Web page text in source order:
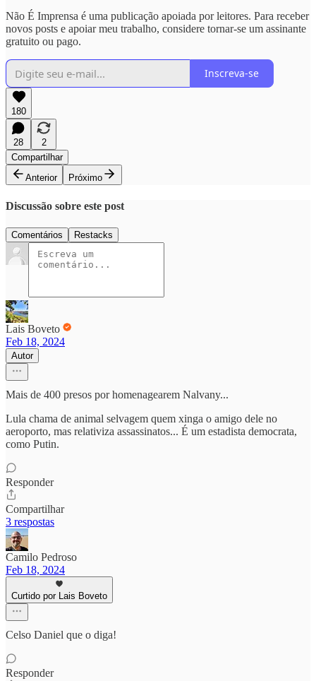
Não É Imprensa é uma publicação apoiada por leitores. Para receber
novos posts e apoiar meu trabalho, considere tornar-se um assinante
gratuito ou pago.
Inscreva-se
180
28
2
Compartilhar
Anterior
Próximo
Discussão sobre este post
Comentários Restacks
Lais Boveto
Feb 18, 2024
Autor
Mais de 400 presos por homenagearem Nalvany...
Lula chama de animal selvagem quem xinga o amigo dele no
aeroporto, mas relativiza assassinatos... É um estadista democrata,
como Putin.
Responder
Compartilhar
3 respostas
Camilo Pedroso
Feb 18, 2024
Curtido por Lais Boveto
Celso Daniel que o diga!
Responder